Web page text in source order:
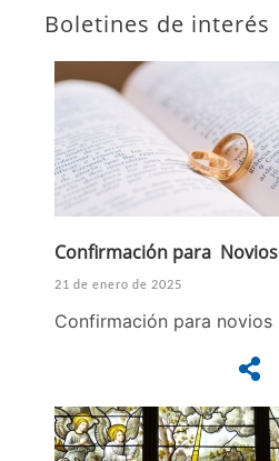
Boletines de interés
Confirmación para Novios
21 de enero de 2025
Confirmación para novios